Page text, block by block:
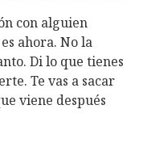
con alguien
ahora. No la
Di lo que tienes
Te vas a sacar
viene después